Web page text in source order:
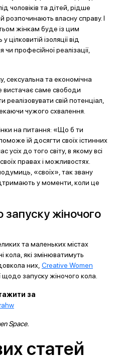
чоловіків та дітей, рідше
власну справу. І
жінкам буде із цим
ізоляції від
професійної реалізації,
сексуальна та економічна
вистачає саме свободи
свій потенціал,
чужого схвалення.
на питання: «Що б ти
їй досягти своїх істинних
до того світу, в якому всі
правах і можливостях.
«своїх», так звану
у моменти, коли це
жіночого
та маленьких містах
кола, які змінюватимуть
них, Creative Women
запуску жіночого кола.
за
Space.
статей